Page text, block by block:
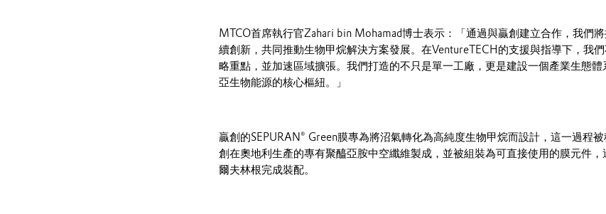
MTCO首席執行官Zahari bin Mohamad博士表示：「通過與贏創建立合作，我們
續創新，共同推動生物甲烷解決方案發展。在VentureTECH的支援與指導下，我
略重點，並加速區域擴張。我們打造的不只是單一工廠，更是建設一個產業生態
亞生物能源的核心樞紐。」
贏創的SEPURAN® Green膜專為將沼氣轉化為高純度生物甲烷而設計，這一過程
創在奧地利生產的專有聚醯亞胺中空纖維製成，並被組裝為可直接使用的膜元件
爾夫林根完成裝配。